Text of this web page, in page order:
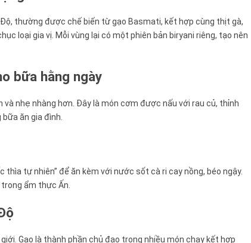
thường được chế biến từ gạo Basmati, kết hợp cùng thịt gà,
loại gia vị. Mỗi vùng lại có một phiên bản biryani riêng, tạo nên
bữa hằng ngày
và nhẹ nhàng hơn. Đây là món cơm được nấu với rau củ, thỉnh
ăn gia đình.
tự nhiên” để ăn kèm với nước sốt cà ri cay nồng, béo ngậy.
ẩm thực Ấn.
Gạo là thành phần chủ đạo trong nhiều món chay kết hợp